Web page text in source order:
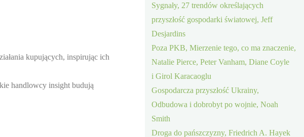
kupujących, inspirując ich
handlowcy insight budują
Sygnały, 27 trendów określających
przyszłość gospodarki światowej, Jeff
Desjardins
Poza PKB, Mierzenie tego, co ma znaczenie,
Natalie Pierce, Peter Vanham, Diane Coyle
i Girol Karacaoglu
Gospodarcza przyszłość Ukrainy,
Odbudowa i dobrobyt po wojnie, Noah
Smith
Droga do pańszczyzny, Friedrich A. Hayek